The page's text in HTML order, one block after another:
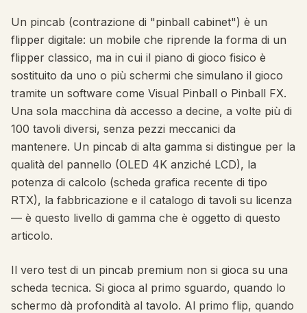
Un pincab (contrazione di "pinball cabinet") è un
flipper digitale: un mobile che riprende la forma di un
flipper classico, ma in cui il piano di gioco fisico è
sostituito da uno o più schermi che simulano il gioco
tramite un software come Visual Pinball o Pinball FX.
Una sola macchina dà accesso a decine, a volte più di
100 tavoli diversi, senza pezzi meccanici da
mantenere. Un pincab di alta gamma si distingue per la
qualità del pannello (OLED 4K anziché LCD), la
potenza di calcolo (scheda grafica recente di tipo
RTX), la fabbricazione e il catalogo di tavoli su licenza
— è questo livello di gamma che è oggetto di questo
articolo.
Il vero test di un pincab premium non si gioca su una
scheda tecnica. Si gioca al primo sguardo, quando lo
schermo dà profondità al tavolo. Al primo flip, quando